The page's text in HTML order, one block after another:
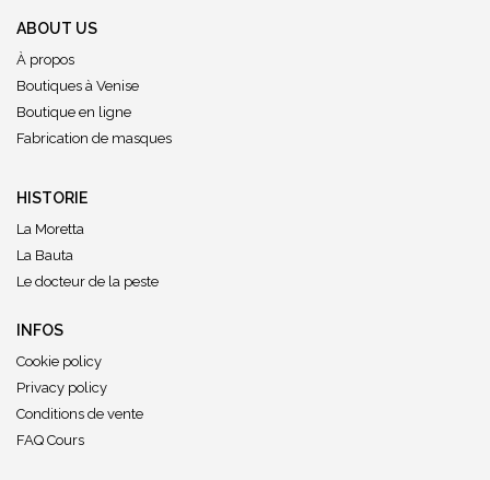
ABOUT US
À propos
Boutiques à Venise
Boutique en ligne
Fabrication de masques
HISTORIE
La Moretta
La Bauta
Le docteur de la peste
INFOS
Cookie policy
Privacy policy
Conditions de vente
FAQ Cours